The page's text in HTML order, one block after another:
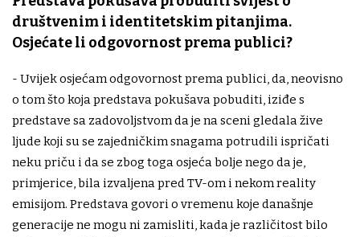
društvenim i identitetskim pitanjima.
Osjećate li odgovornost prema publici?
- Uvijek osjećam odgovornost prema publici, da, neovisno
o tom što koja predstava pokušava pobuditi, iziđe s
predstave sa zadovoljstvom da je na sceni gledala žive
ljude koji su se zajedničkim snagama potrudili ispričati
neku priču i da se zbog toga osjeća bolje nego da je,
primjerice, bila izvaljena pred TV-om i nekom reality
emisijom. Predstava govori o vremenu koje današnje
generacije ne mogu ni zamisliti, kada je različitost bilo